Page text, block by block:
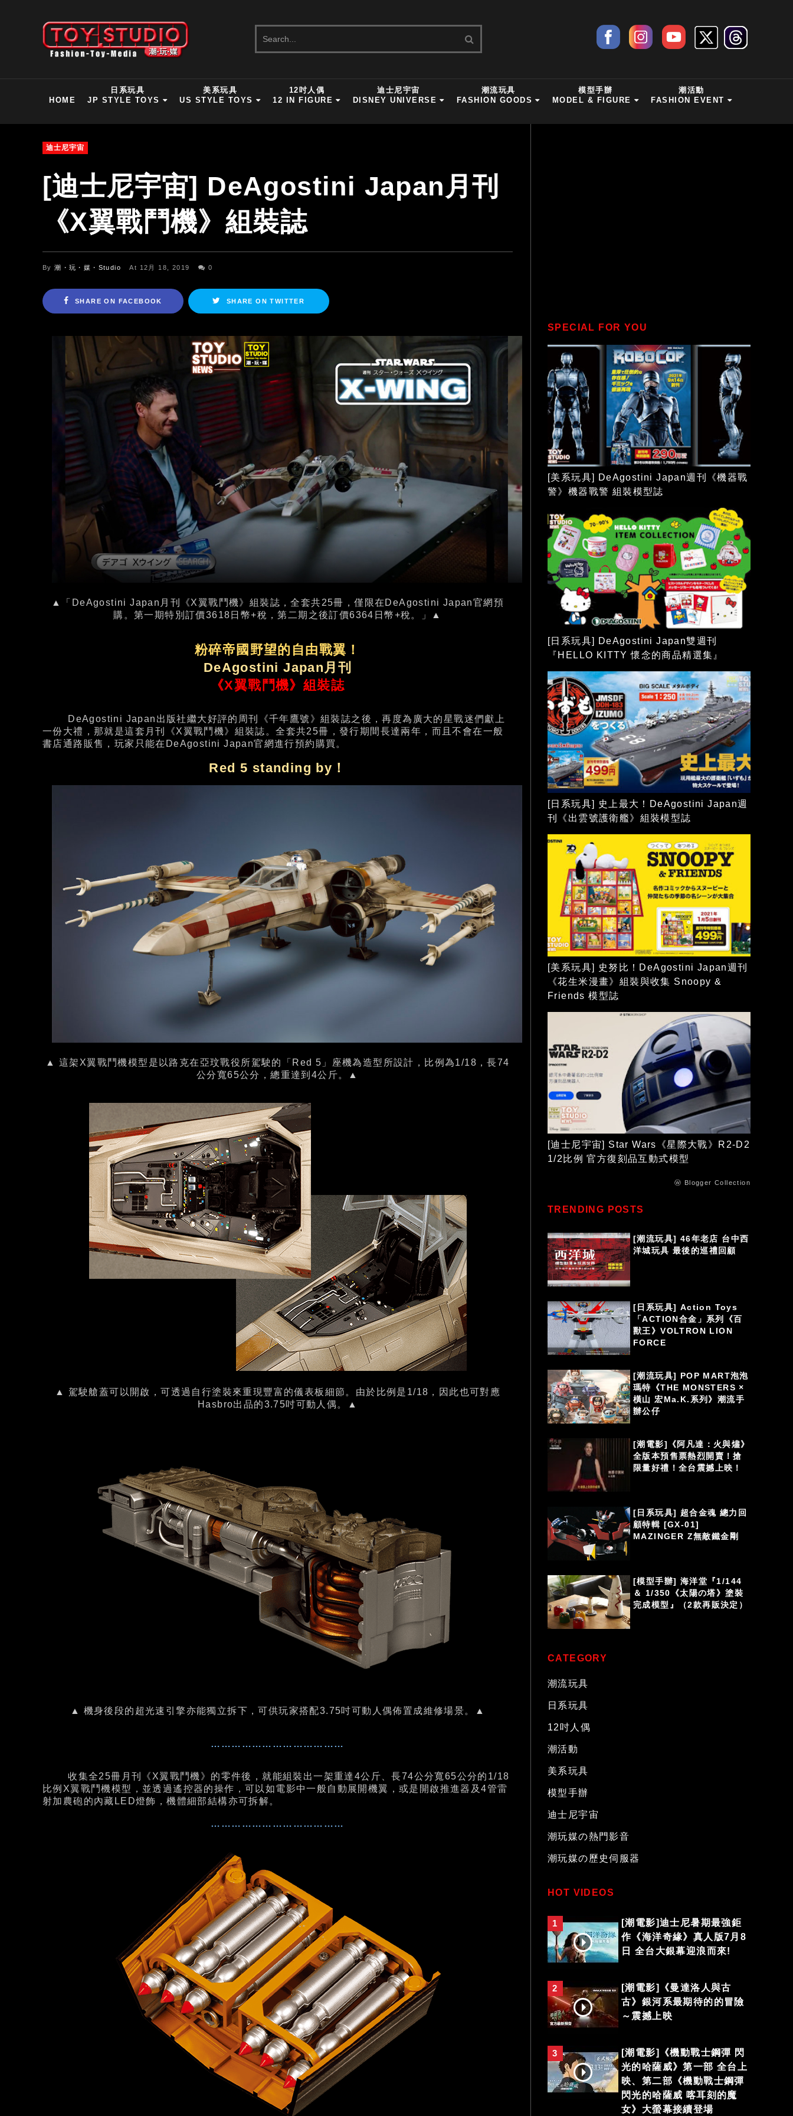
HOME
日系玩具
JP STYLE TOYS
美系玩具
US STYLE TOYS
12吋人偶
12 IN FIGURE
迪士尼宇宙
DISNEY UNIVERSE
潮流玩具
FASHION GOODS
模型手辦
MODEL & FIGURE
潮活動
FASHION EVENT
迪士尼宇宙
[迪士尼宇宙] DeAgostini Japan月刊
《X翼戰鬥機》組裝誌
By潮・玩・媒・Studio At 12月 18, 2019 0
SHARE ON FACEBOOK SHARE ON TWITTER
▲「DeAgostini Japan月刊《X翼戰鬥機》組裝誌，全套共25冊，僅限在DeAgostini Japan官網預
購。第一期特別訂價3618日幣+稅，第二期之後訂價6364日幣+稅。」▲
粉碎帝國野望的自由戰翼！
DeAgostini Japan月刊
《X翼戰鬥機》組裝誌
DeAgostini Japan出版社繼大好評的周刊《千年鷹號》組裝誌之後，再度為廣大的星戰迷們獻上
一份大禮，那就是這套月刊《X翼戰鬥機》組裝誌。全套共25冊，發行期間長達兩年，而且不會在一般
書店通路販售，玩家只能在DeAgostini Japan官網進行預約購買。
Red 5 standing by！
▲ 這架X翼戰鬥機模型是以路克在亞玟戰役所駕駛的「Red 5」座機為造型所設計，比例為1/18，長74
公分寬65公分，總重達到4公斤。▲
▲ 駕駛艙蓋可以開啟，可透過自行塗裝來重現豐富的儀表板細節。由於比例是1/18，因此也可對應
Hasbro出品的3.75吋可動人偶。▲
▲ 機身後段的超光速引擎亦能獨立拆下，可供玩家搭配3.75吋可動人偶佈置成維修場景。▲
…………………………………
收集全25冊月刊《X翼戰鬥機》的零件後，就能組裝出一架重達4公斤、長74公分寬65公分的1/18
比例X翼戰鬥機模型，並透過遙控器的操作，可以如電影中一般自動展開機翼，或是開啟推進器及4管雷
射加農砲的內藏LED燈飾，機體細部結構亦可拆解。
…………………………………
SPECIAL FOR YOU
[美系玩具] DeAgostini Japan週刊《機器戰
警》機器戰警 組裝模型誌
[日系玩具] DeAgostini Japan雙週刊
『HELLO KITTY 懷念的商品精選集』
[日系玩具] 史上最大！DeAgostini Japan週
刊《出雲號護衛艦》組裝模型誌
[美系玩具] 史努比！DeAgostini Japan週刊
《花生米漫畫》組裝與收集 Snoopy &
Friends 模型誌
[迪士尼宇宙] Star Wars《星際大戰》R2-D2
1/2比例 官方復刻品互動式模型
ⓦ Blogger Collection
TRENDING POSTS
[潮流玩具] 46年老店 台中西
洋城玩具 最後的巡禮回顧
[日系玩具] Action Toys
「ACTION合金」系列《百
獸王》VOLTRON LION
FORCE
[潮流玩具] POP MART泡泡
瑪特《THE MONSTERS ×
橫山 宏Ma.K.系列》潮流手
辦公仔
[潮電影]《阿凡達：火與燼》
全版本預售票熱烈開賣！搶
限量好禮！全台震撼上映！
[日系玩具] 超合金魂 總力回
顧特輯 [GX-01]
MAZINGER Z無敵鐵金剛
[模型手辦] 海洋堂『1/144
＆ 1/350《太陽の塔》塗裝
完成模型』（2款再販決定）
CATEGORY
潮流玩具
日系玩具
12吋人偶
潮活動
美系玩具
模型手辦
迪士尼宇宙
潮玩媒の熱門影音
潮玩媒の歷史伺服器
HOT VIDEOS
1
[潮電影]迪士尼暑期最強鉅
作《海洋奇緣》真人版7月8
日 全台大銀幕迎浪而來!
2
[潮電影]《曼達洛人與古
古》銀河系最期待的的冒險
～震撼上映
3
[潮電影]《機動戰士鋼彈 閃
光的哈薩威》第一部 全台上
映、第二部《機動戰士鋼彈
閃光的哈薩威 喀耳刻的魔
女》大螢幕接續登場